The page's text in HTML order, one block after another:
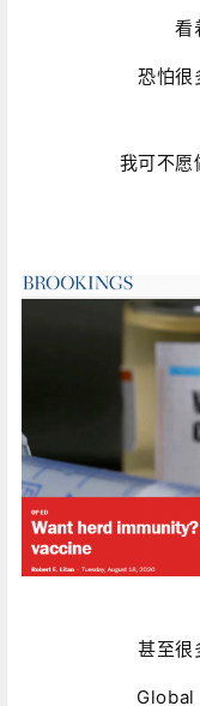
看
恐怕很
我可不愿
甚至很
Global